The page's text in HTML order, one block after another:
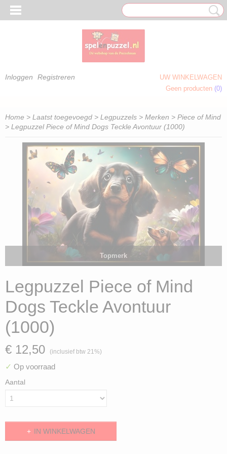
Inloggen Registreren
UW WINKELWAGEN
Geen producten (0)
Home > Laatst toegevoegd > Legpuzzels > Merken > Piece of Mind
> Legpuzzel Piece of Mind Dogs Teckle Avontuur (1000)
Topmerk
Legpuzzel Piece of Mind
Dogs Teckle Avontuur
(1000)
€ 12,50 (inclusief btw 21%)
✓ Op voorraad
Aantal
IN WINKELWAGEN